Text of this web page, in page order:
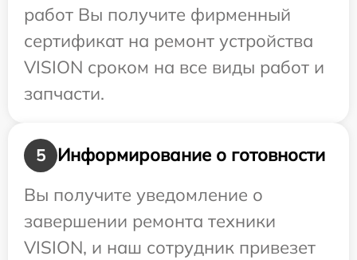
работ Вы получите фирменный
сертификат на ремонт устройства
VISION сроком на все виды работ и
запчасти.
5
Информирование о готовности
Вы получите уведомление о
завершении ремонта техники
VISION, и наш сотрудник привезет